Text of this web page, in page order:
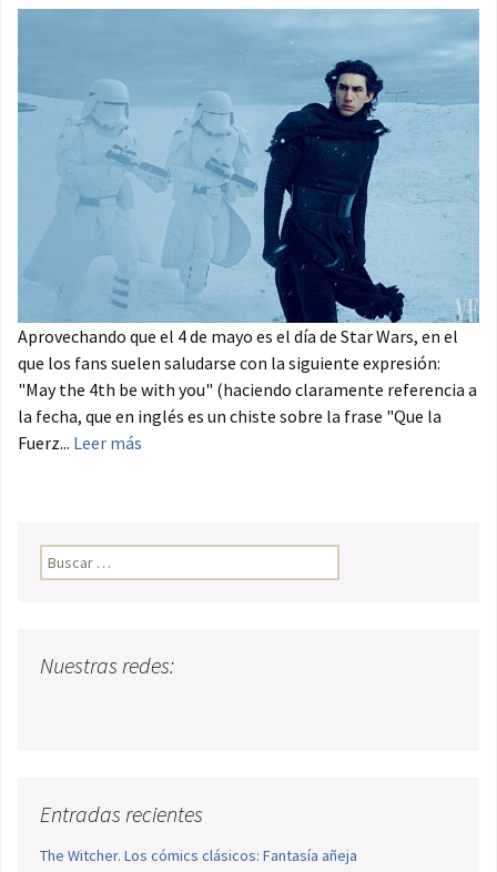
Aprovechando que el 4 de mayo es el día de Star Wars, en el
que los fans suelen saludarse con la siguiente expresión:
"May the 4th be with you" (haciendo claramente referencia a
la fecha, que en inglés es un chiste sobre la frase "Que la
Fuerz... Leer más
Buscar:
Nuestras redes:
Entradas recientes
The Witcher. Los cómics clásicos: Fantasía añeja